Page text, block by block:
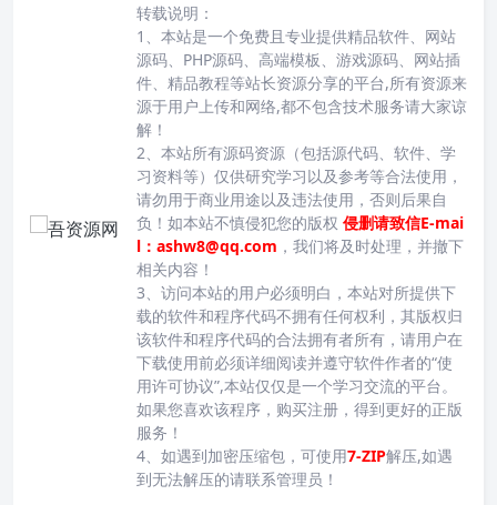
转载说明：
1、本站是一个免费且专业提供精品软件、网站
源码、PHP源码、高端模板、游戏源码、网站插
件、精品教程等站长资源分享的平台,所有资源来
源于用户上传和网络,都不包含技术服务请大家谅
解！
2、本站所有源码资源（包括源代码、软件、学
习资料等）仅供研究学习以及参考等合法使用，
请勿用于商业用途以及违法使用，否则后果自
负！如本站不慎侵犯您的版权 侵删请致信E-mai
l：ashw8@qq.com ，我们将及时处理，并撤下
相关内容！
3、访问本站的用户必须明白，本站对所提供下
载的软件和程序代码不拥有任何权利，其版权归
该软件和程序代码的合法拥有者所有，请用户在
下载使用前必须详细阅读并遵守软件作者的“使
用许可协议”,本站仅仅是一个学习交流的平台。
如果您喜欢该程序，购买注册，得到更好的正版
服务！
4、如遇到加密压缩包，可使用7-ZIP解压,如遇
到无法解压的请联系管理员！